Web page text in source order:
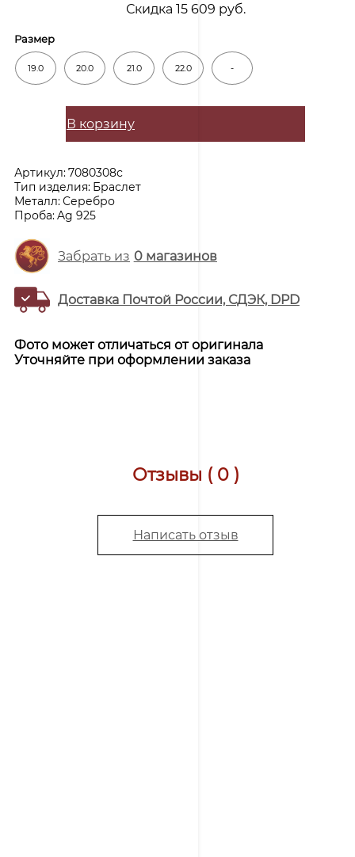
Скидка 15 609 руб.
Размер
19.0 20.0 21.0 22.0 -
В корзину
Артикул:7080308с
Тип изделия: Браслет
Металл:Серебро
Проба:Ag 925
Забрать из 0магазинов
Доставка Почтой России, СДЭК, DPD
Фото может отличаться от оригинала
Уточняйте при оформлении заказа
Отзывы ( 0 )
Написать отзыв